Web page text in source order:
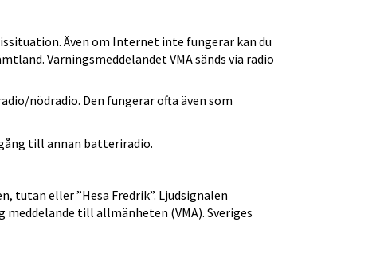
Även om Internet inte fungerar kan du
Varningsmeddelandet VMA sänds via radio
nödradio. Den fungerar ofta även som
till annan batteriradio.
tutan eller ”Hesa Fredrik”. Ljudsignalen
till allmänheten (VMA). Sveriges